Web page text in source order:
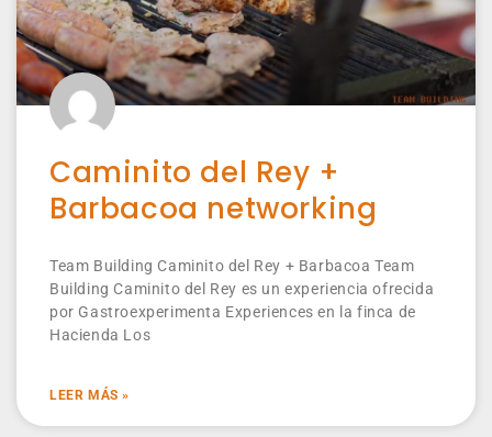
Caminito del Rey +
Barbacoa networking
Team Building Caminito del Rey + Barbacoa Team
Building Caminito del Rey es un experiencia ofrecida
por Gastroexperimenta Experiences en la finca de
Hacienda Los
LEER MÁS »